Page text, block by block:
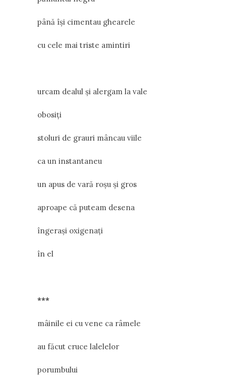
până își cimentau ghearele
cu cele mai triste amintiri
urcam dealul și alergam la vale
obosiți
stoluri de grauri mâncau viile
ca un instantaneu
un apus de vară roșu și gros
aproape că puteam desena
îngerași oxigenați
în el
***
mâinile ei cu vene ca râmele
au făcut cruce lalelelor
porumbului